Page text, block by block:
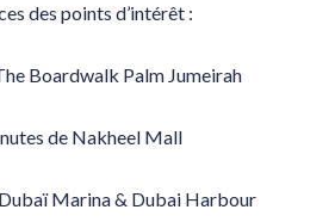
des points d’intérêt :
Boardwalk Palm Jumeirah
de Nakheel Mall
Marina & Dubai Harbour